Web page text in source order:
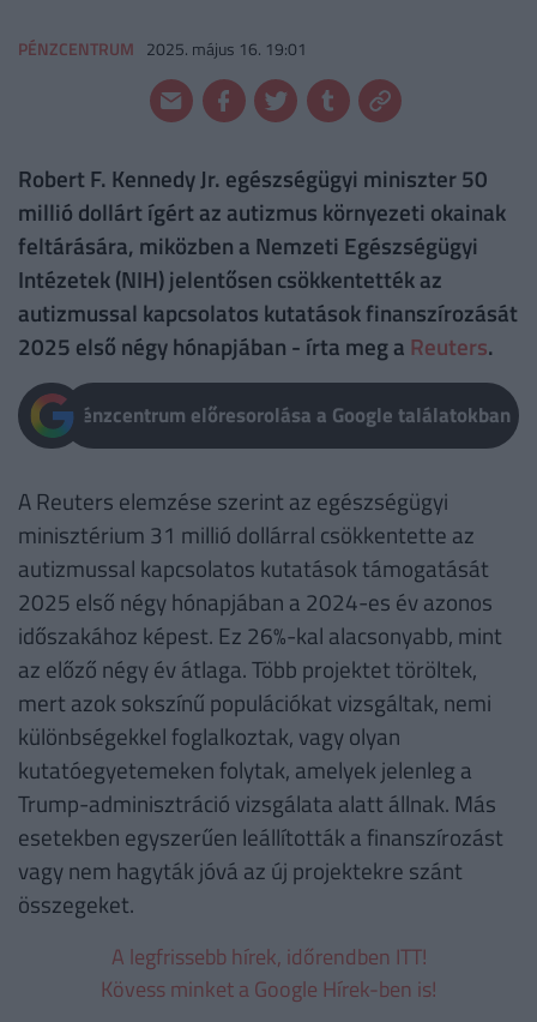
PÉNZCENTRUM 2025. május 16. 19:01
Robert F. Kennedy Jr. egészségügyi miniszter 50
millió dollárt ígért az autizmus környezeti okainak
feltárására, miközben a Nemzeti Egészségügyi
Intézetek (NIH) jelentősen csökkentették az
autizmussal kapcsolatos kutatások finanszírozását
2025 első négy hónapjában - írta meg a Reuters.
Pénzcentrum előresorolása a Google találatokban
A Reuters elemzése szerint az egészségügyi
minisztérium 31 millió dollárral csökkentette az
autizmussal kapcsolatos kutatások támogatását
2025 első négy hónapjában a 2024-es év azonos
időszakához képest. Ez 26%-kal alacsonyabb, mint
az előző négy év átlaga. Több projektet töröltek,
mert azok sokszínű populációkat vizsgáltak, nemi
különbségekkel foglalkoztak, vagy olyan
kutatóegyetemeken folytak, amelyek jelenleg a
Trump-adminisztráció vizsgálata alatt állnak. Más
esetekben egyszerűen leállították a finanszírozást
vagy nem hagyták jóvá az új projektekre szánt
összegeket.
A legfrissebb hírek, időrendben ITT!
Kövess minket a Google Hírek-ben is!